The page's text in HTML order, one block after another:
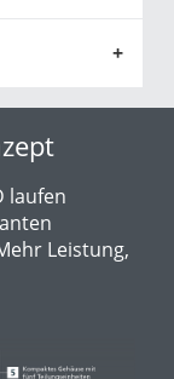
laufen
Leistung,